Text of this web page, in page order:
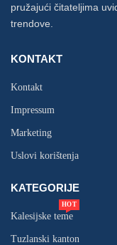
pružajući čitateljima
trendove.
KONTAKT
Kontakt
Impressum
Marketing
Uslovi korištenja
KATEGORIJE
Kalesijske teme
HOT
Tuzlanski kanton